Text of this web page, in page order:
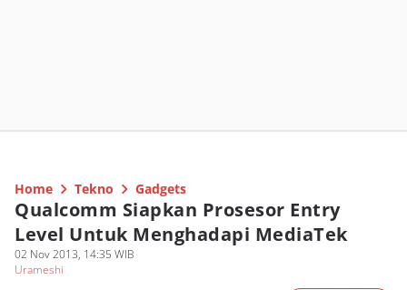
Home Tekno Gadgets
Qualcomm Siapkan Prosesor Entry
Level Untuk Menghadapi MediaTek
02 Nov 2013, 14:35 WIB
Urameshi